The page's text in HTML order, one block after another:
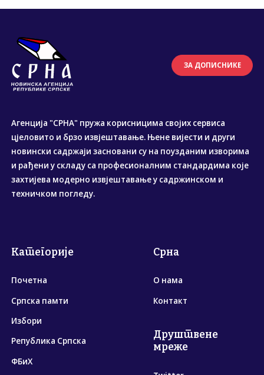
ЗА ДОПИСНИКЕ
Агенција "СРНА" пружа корисницима својих сервиса
цјеловито и брзо извјештавање. Њене вијести и други
новински садржаји засновани су на поузданим изворима
и рађени у складу са професионалним стандардима које
захтијева модерно извјештавање у садржинском и
техничком погледу.
Категорије
Почетна
Српска памти
Избори
Република Српска
ФБиХ
Срна
О нама
Контакт
Друштвене
мреже